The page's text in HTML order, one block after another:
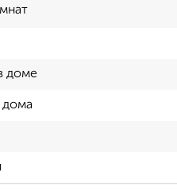
доме
дома